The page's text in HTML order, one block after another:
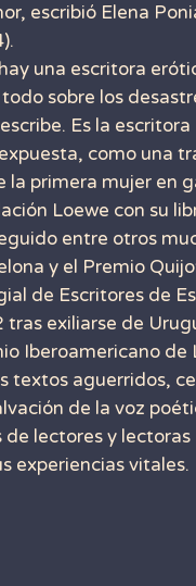
escribió Elena
una escritora
sobre los
Es la
como una
la primera mujer en
Loewe con su
entre otros
y el Premio
de Escritores de
tras exiliarse de
Iberoamericano de
textos aguerridos,
de la voz
de lectores y
experiencias vitales.